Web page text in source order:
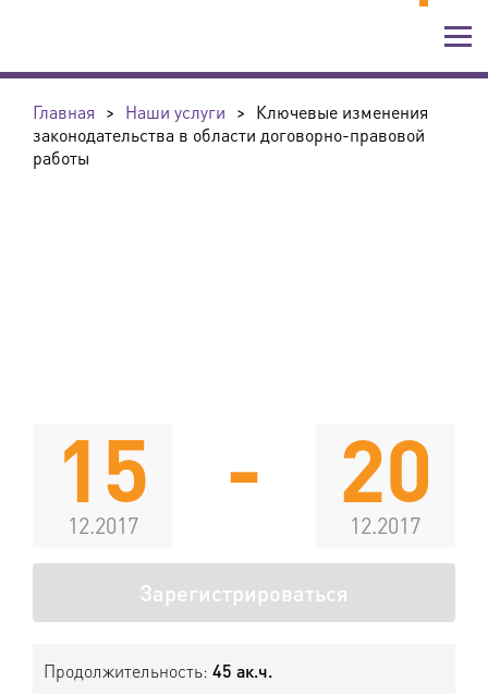
Главная > Наши услуги > Ключевые изменения
законодательства в области договорно-правовой
работы
15
12.2017
- 20
12.2017
Зарегистрироваться
Продолжительность: 45 ак.ч.